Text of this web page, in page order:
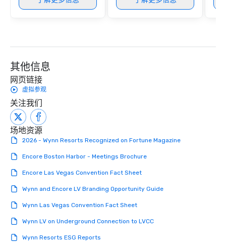
其他信息
网页链接
虚拟参观
关注我们
场地资源
2026 - Wynn Resorts Recognized on Fortune Magazine
Encore Boston Harbor - Meetings Brochure
Encore Las Vegas Convention Fact Sheet
Wynn and Encore LV Branding Opportunity Guide
Wynn Las Vegas Convention Fact Sheet
Wynn LV on Underground Connection to LVCC
Wynn Resorts ESG Reports